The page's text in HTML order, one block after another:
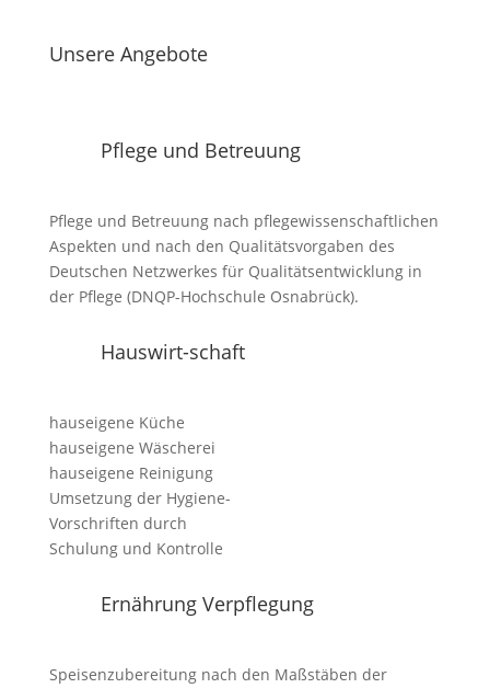
Unsere Angebote
Pflege und Betreuung
Pflege und Betreuung nach pflegewissenschaftlichen
Aspekten und nach den Qualitätsvorgaben des
Deutschen Netzwerkes für Qualitätsentwicklung in
der Pflege (DNQP-Hochschule Osnabrück).
Hauswirt-schaft
hauseigene Küche
hauseigene Wäscherei
hauseigene Reinigung
Umsetzung der Hygiene-
Vorschriften durch
Schulung und Kontrolle
Ernährung Verpflegung
Speisenzubereitung nach den Maßstäben der